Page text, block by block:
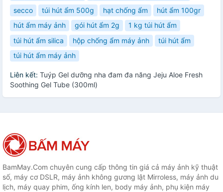
secco
túi hút ẩm 500g hạt chống ẩm
hút ẩm 100gr
hút ẩm máy ảnh
gói hút ẩm 2g
1 kg túi hút ẩm
túi hút ẩm silica
hộp chống ẩm máy ảnh
túi hút ẩm
túi hút ẩm máy ảnh
Liên kết: Tuýp Gel dưỡng nha đam đa năng Jeju Aloe Fresh
Soothing Gel Tube (300ml)
BamMay.Com chuyên cung cấp thông tin giá cả máy ảnh kỹ thuật
số, máy cơ DSLR, máy ảnh không gương lật Mirroless, máy ảnh du
lịch, máy quay phim, ống kính len, body máy ảnh, phụ kiện máy